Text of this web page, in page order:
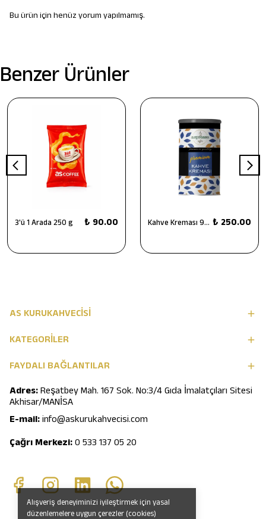
Alışveriş deneyiminizi iyileştirmek için yasal
düzenlemelere uygun çerezler (cookies)
Bu ürün için henüz yorum yapılmamış.
Benzer Ürünler
3'ü 1 Arada 250 g ₺ 90.00 Kahve Kreması 900 g ₺ 250.00
AS KURUKAHVECİSİ
KATEGORİLER
FAYDALI BAĞLANTILAR
Adres:Reşatbey Mah. 167 Sok. No:3/4 Gıda İmalatçıları Sitesi
Akhisar/MANİSA
E-mail:info@askurukahvecisi.com
Çağrı Merkezi:0 533 137 05 20